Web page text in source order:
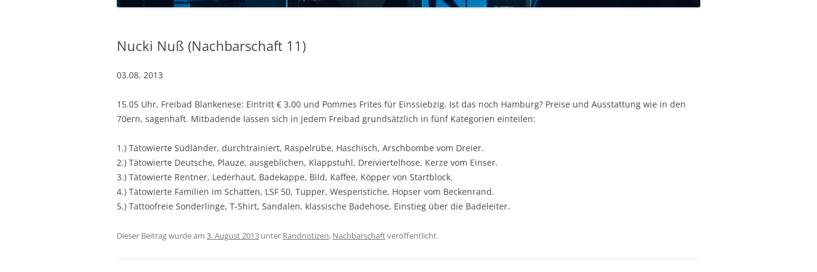
Nucki Nuß (Nachbarschaft 11)
03.08. 2013
15.05 Uhr, Freibad Blankenese: Eintritt € 3,00 und Pommes Frites für Einssiebzig. Ist das noch Hamburg? Preise und Ausstattung wie in den
70ern, sagenhaft. Mitbadende lassen sich in jedem Freibad grundsätzlich in fünf Kategorien einteilen:
1.) Tätowierte Südländer, durchtrainiert, Raspelrübe, Haschisch, Arschbombe vom Dreier.
2.) Tätowierte Deutsche, Plauze, ausgeblichen, Klappstuhl, Dreiviertelhose, Kerze vom Einser.
3.) Tätowierte Rentner, Lederhaut, Badekappe, Bild, Kaffee, Köpper von Startblock.
4.) Tätowierte Familien im Schatten, LSF 50, Tupper, Wespenstiche, Hopser vom Beckenrand.
5.) Tattoofreie Sonderlinge, T-Shirt, Sandalen, klassische Badehose, Einstieg über die Badeleiter.
Dieser Beitrag wurde am 3. August 2013 unter Randnotizen, Nachbarschaftveröffentlicht.